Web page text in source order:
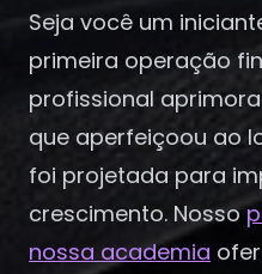
Seja você um
primeira operação
profissional
que aperfeiçoou ao
foi projetada para
crescimento. Nosso
nossa academia